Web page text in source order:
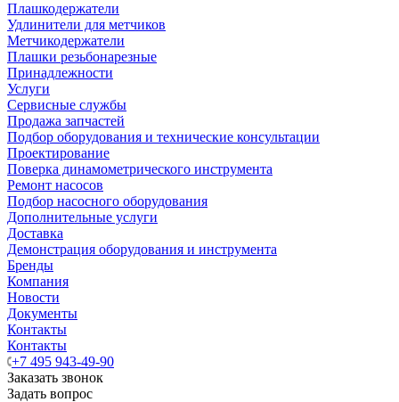
Плашкодержатели
Удлинители для метчиков
Метчикодержатели
Плашки резьбонарезные
Принадлежности
Услуги
Сервисные службы
Продажа запчастей
Подбор оборудования и технические консультации
Проектирование
Поверка динамометрического инструмента
Ремонт насосов
Подбор насосного оборудования
Дополнительные услуги
Доставка
Демонстрация оборудования и инструмента
Бренды
Компания
Новости
Документы
Контакты
Контакты
+7 495 943-49-90
Заказать звонок
Задать вопрос